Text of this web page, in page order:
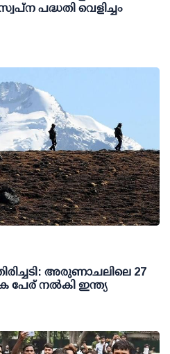
പദ്ധതി വെളിച്ചം
അരുണാചലിലെ 27
പേര് നല്‍കി ഇന്ത്യ